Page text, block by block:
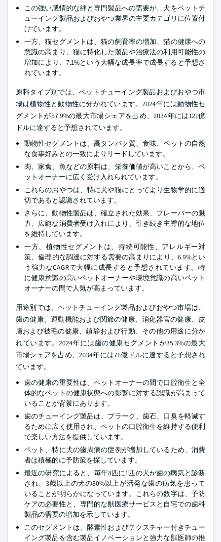
この強い感情的な絆と専門製品への需要が、犬をペットチ
ューイング製品およびおやつ業界の主要カテゴリに位置付
けています。
一方、猫セグメントは、猫の飼育率の増加、猫の健康への
意識の高まり、猫に特化した製品や治療法の利用可能性の
増加により、7.1%という大幅な成長率で成長すると予想さ
れています。
原料タイプ別では、ペットチューイング製品およびおやつ市
場は植物性と動物性に分かれています。2024年には動物性セ
グメントが57.9%の最大市場シェアを占め、2034年には121億
ドルに達すると予想されています。
動物性セグメントは、高タンパク質、食味、ペットの自然
な食事好みとの一致によりリードしています。
肉、家禽、魚などの原料は、栄養価値が高いことから、ペ
ットオーナーに広く受け入れられています。
これらのおやつは、特に犬や猫にとってより生物学的に適
切であると認識されています。
さらに、動物性製品は、確立された効果、フレーバーの魅
力、広範な消費者受け入れにより、引き続き主導的な地位
を維持しています。
一方、植物性セグメントは、持続可能性、アレルギー対
策、倫理的な調達に対する需要の高まりにより、6.9%とい
う強力なCAGRで大幅に成長すると予想されています。特
に健康意識の高いペットオーナーや環境意識の高いペット
オーナーの間で人気が高まっています。
用途別では、ペットチューイング製品およびおやつ市場は、
歯の健康、運動機能および関節の健康、消化器官の健康、皮
膚および被毛の健康、鎮静および行動、その他の用途に分か
れています。2024年には歯の健康セグメントが35.3%の最大
市場シェアを占め、2034年には76億ドルに達すると予想され
ています。
歯の健康の重要性は、ペットオーナーの間で口腔衛生と全
体的なペットの健康状態への影響に対する認識が高まって
いることが背景にあります。
歯のチューイング製品は、プラーク、歯石、口臭を軽減す
るために広く使用され、ペットの口腔衛生を維持する便利
で楽しい方法を提供しています。
ペット、特に犬の歯周病の症例が増加しているため、消費
者は積極的に予防策を探しています。
最近の研究によると、毎年8匹に1匹の犬が歯の病気と診断
され、3歳以上の犬の80%以上が活発な歯の病気を患って
いることが明らかになっています。これらの数字は、予防
ケアの必要性と、専門的な獣医療サービスと自宅での歯科
製品の需要の増加を示しています。
このセグメントは、酵素性およびテクスチャー付きチュー
イング製品を含む製品イノベーションと強力な獣医師の推